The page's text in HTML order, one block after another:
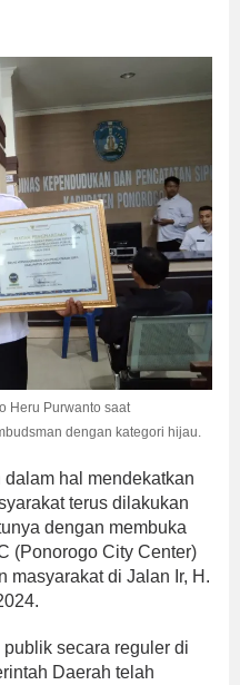
Heru Purwanto saat
dengan kategori hijau.
hal mendekatkan
terus dilakukan
dengan membuka
(Ponorogo City Center)
masyarakat di Jalan Ir, H.
secara reguler di
Daerah telah